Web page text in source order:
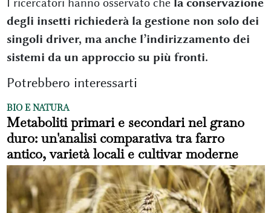
degli insetti richiederà la gestione non solo dei
singoli driver, ma anche l’indirizzamento dei
sistemi da un approccio su più fronti.
Potrebbero interessarti
BIO E NATURA
Metaboliti primari e secondari nel grano
duro: un'analisi comparativa tra farro
antico, varietà locali e cultivar moderne